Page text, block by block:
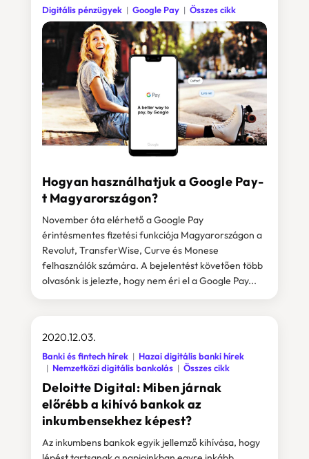
Hogyan használhatjuk a Google Pay-
t Magyarországon?
Digitális pénzügyek Google Pay Összes cikk
November óta elérhető a Google Pay
érintésmentes fizetési funkciója Magyarországon a
Revolut, TransferWise, Curve és Monese
felhasználók számára. A bejelentést követően több
olvasónk is jelezte, hogy nem éri el a Google Pay...
Deloitte Digital: Miben járnak
előrébb a kihívó bankok az
inkumbensekhez képest?
2020.12.03.
Banki és fintech hírek
Hazai digitális banki hírek
Nemzetközi digitális bankolás
Összes cikk
Az inkumbens bankok egyik jellemző kihívása, hogy